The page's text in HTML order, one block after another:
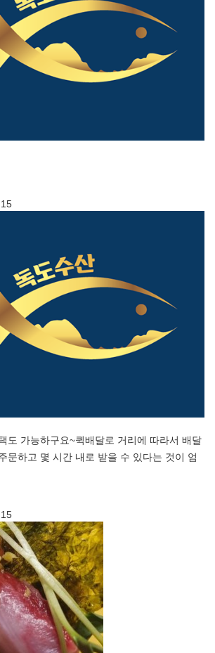
도 가능하구요~퀵배달로 거리에 따라서 배달
문하고 몇 시간 내로 받을 수 있다는 것이 엄